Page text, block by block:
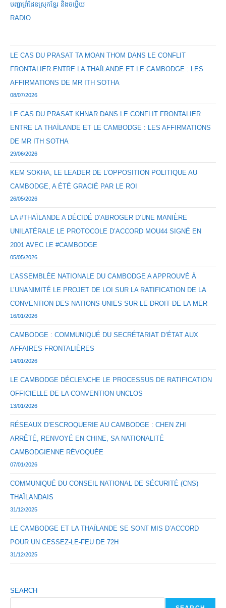
បញ្ហាព្រំដែនស្រុកខ្មែរ និងចឞ្លើយ
RADIO
LE CAS DU PRASAT TA MOAN THOM DANS LE CONFLIT
FRONTALIER ENTRE LA THAÏLANDE ET LE CAMBODGE : LES
AFFIRMATIONS DE MR ITH SOTHA
08/07/2026
LE CAS DU PRASAT KHNAR DANS LE CONFLIT FRONTALIER
ENTRE LA THAÏLANDE ET LE CAMBODGE : LES AFFIRMATIONS
DE MR ITH SOTHA
29/06/2026
KEM SOKHA, LE LEADER DE L’OPPOSITION POLITIQUE AU
CAMBODGE, A ÉTÉ GRACIÉ PAR LE ROI
26/05/2026
LA #THAÏLANDE A DÉCIDÉ D’ABROGER D’UNE MANIÈRE
UNILATÉRALE LE PROTOCOLE D’ACCORD MOU44 SIGNÉ EN
2001 AVEC LE #CAMBODGE
05/05/2026
L’ASSEMBLÉE NATIONALE DU CAMBODGE A APPROUVÉ À
L’UNANIMITÉ LE PROJET DE LOI SUR LA RATIFICATION DE LA
CONVENTION DES NATIONS UNIES SUR LE DROIT DE LA MER
16/01/2026
CAMBODGE : COMMUNIQUÉ DU SECRÉTARIAT D’ÉTAT AUX
AFFAIRES FRONTALIÈRES
14/01/2026
LE CAMBODGE DÉCLENCHE LE PROCESSUS DE RATIFICATION
OFFICIELLE DE LA CONVENTION UNCLOS
13/01/2026
RÉSEAUX D’ESCROQUERIE AU CAMBODGE : CHEN ZHI
ARRÊTÉ, RENVOYÉ EN CHINE, SA NATIONALITÉ
CAMBODGIENNE RÉVOQUÉE
07/01/2026
COMMUNIQUÉ DU CONSEIL NATIONAL DE SÉCURITÉ (CNS)
THAÏLANDAIS
31/12/2025
LE CAMBODGE ET LA THAÏLANDE SE SONT MIS D’ACCORD
POUR UN CESSEZ-LE-FEU DE 72H
31/12/2025
SEARCH